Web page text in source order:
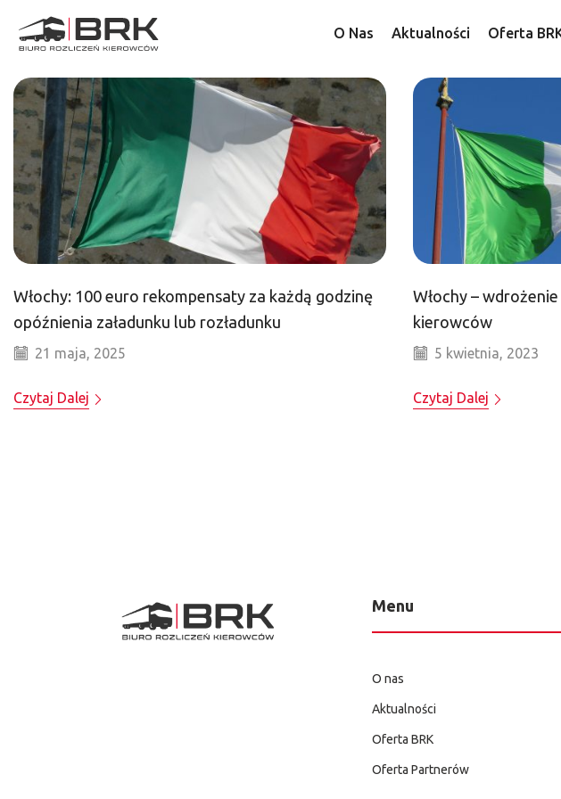
O Nas Aktualności Oferta
Włochy: 100 euro rekompensaty za każdą godzinę
opóźnienia załadunku lub rozładunku
21 maja, 2025
Czytaj Dalej
Włochy –
kierowców
5 kwietnia, 2023
Czytaj Dalej
Menu
O nas
Aktualności
Oferta BRK
Oferta Partnerów